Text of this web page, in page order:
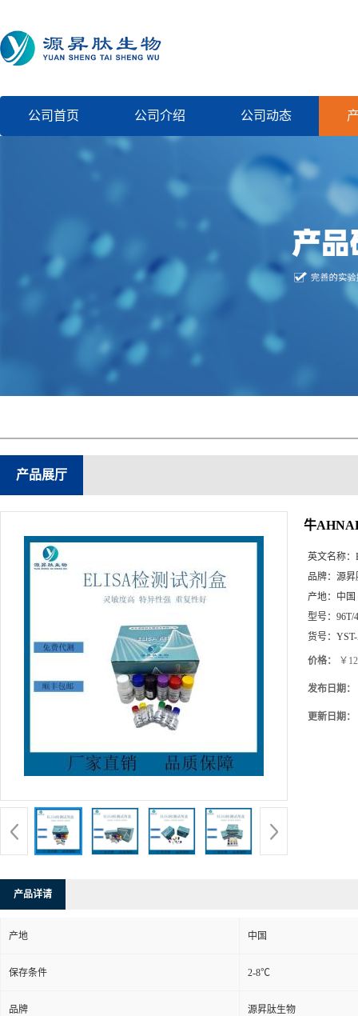
公司首页 公司介绍 公司动态
产品展厅
牛
英文名称：
品牌： 源昇
产地： 中国
型号： 96T/
货号：
价格： ￥
发布日期：
更新日期：
产品详请
产地 中国
保存条件 2-8℃
品牌 源昇肽生物